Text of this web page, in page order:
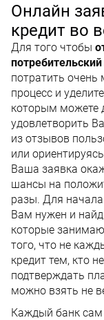
Онлайн
кредит во
Для того чтобы
потратить очень
процесс и
которым можете
удовлетворить
из отзывов
или
Ваша заявка
шансы на
разы. Для начала
Вам нужен и
которые
того, что не
кредит тем, кто
подтверждать
можно взять не
Каждый банк сам